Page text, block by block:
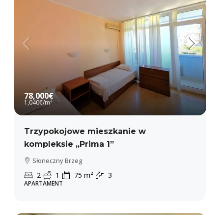
78,000€
1,040€/m²
Trzypokojowe mieszkanie w
kompleksie „Prima 1”
Słoneczny Brzeg
2 1 75 m² 3
APARTAMENT